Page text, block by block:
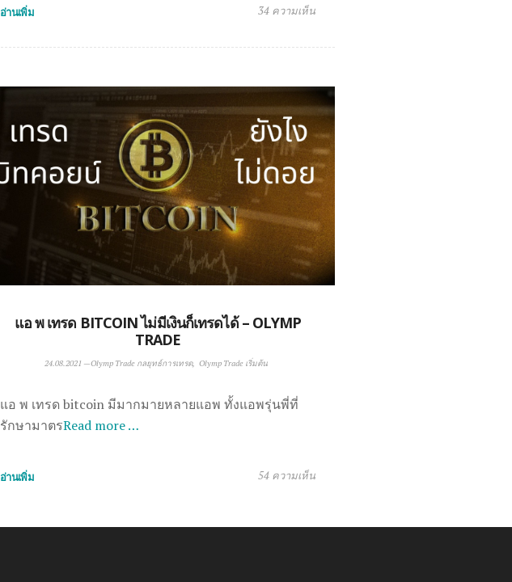
อ่านเพิ่ม 34 ความเห็น
แอ พ เทรด BITCOIN ไม่มีเงินก็เทรดได้ – OLYMP
TRADE
24.08.2021 —Olymp Trade กลยุทธ์การเทรด Olymp Trade เริ่มต้น
แอ พ เทรด bitcoin มีมากมายหลายแอพ ทั้งแอพรุ่นพี่ที่
รักษามาตรRead more …
อ่านเพิ่ม 54 ความเห็น